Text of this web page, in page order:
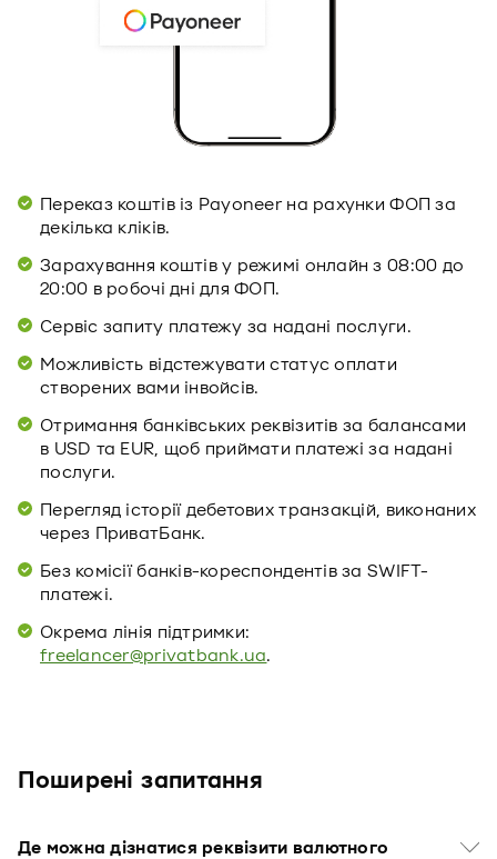
Переказ коштів із Payoneer на рахунки ФОП за
декілька кліків.
Зарахування коштів у режимі онлайн з 08:00 до
20:00 в робочі дні для ФОП.
Сервіс запиту платежу за надані послуги.
Можливість відстежувати статус оплати
створених вами інвойсів.
Отримання банківських реквізитів за балансами
в USD та EUR, щоб приймати платежі за надані
послуги.
Перегляд історії дебетових транзакцій, виконаних
через ПриватБанк.
Без комісії банків-кореспондентів за SWIFT-
платежі.
Окрема лінія підтримки:
freelancer@privatbank.ua.
Поширені запитання
Де можна дізнатися реквізити валютного